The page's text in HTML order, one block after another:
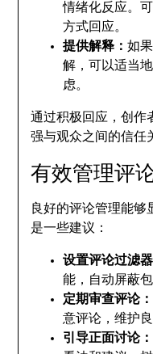
情绪化反应。
方式回应。
提供解释：如
解，可以适当
虑。
通过积极回应，创作
强与观众之间的信任
有效管理评
良好的评论管理能够
是一些建议：
设置评论过滤
能，自动屏蔽
定期审查评论：
意评论，维护
引导正面讨论：